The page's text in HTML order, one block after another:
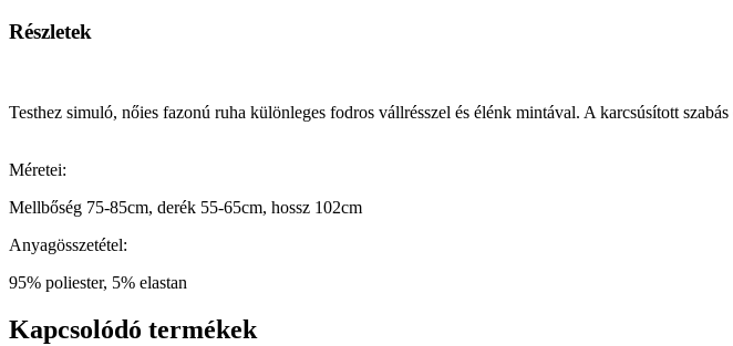
Részletek
Testhez simuló, nőies fazonú ruha különleges fodros vállrésszel és élénk mintával. A karcsúsított
Méretei:
Mellbőség 75-85cm, derék 55-65cm, hossz 102cm
Anyagösszetétel:
95% poliester, 5% elastan
Kapcsolódó termékek